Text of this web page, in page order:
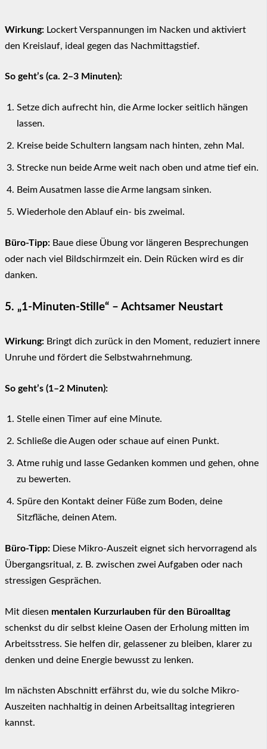
Wirkung: Lockert Verspannungen im Nacken und aktiviert
den Kreislauf, ideal gegen das Nachmittagstief.
So geht’s (ca. 2–3 Minuten):
Setze dich aufrecht hin, die Arme locker seitlich hängen
lassen.
Kreise beide Schultern langsam nach hinten, zehn Mal.
Strecke nun beide Arme weit nach oben und atme tief ein.
Beim Ausatmen lasse die Arme langsam sinken.
Wiederhole den Ablauf ein- bis zweimal.
Büro-Tipp: Baue diese Übung vor längeren Besprechungen
oder nach viel Bildschirmzeit ein. Dein Rücken wird es dir
danken.
5. „1-Minuten-Stille“ – Achtsamer Neustart
Wirkung: Bringt dich zurück in den Moment, reduziert innere
Unruhe und fördert die Selbstwahrnehmung.
So geht’s (1–2 Minuten):
Stelle einen Timer auf eine Minute.
Schließe die Augen oder schaue auf einen Punkt.
Atme ruhig und lasse Gedanken kommen und gehen, ohne
zu bewerten.
Spüre den Kontakt deiner Füße zum Boden, deine
Sitzfläche, deinen Atem.
Büro-Tipp: Diese Mikro-Auszeit eignet sich hervorragend als
Übergangsritual, z. B. zwischen zwei Aufgaben oder nach
stressigen Gesprächen.
Mit diesen mentalen Kurzurlauben für den Büroalltag
schenkst du dir selbst kleine Oasen der Erholung mitten im
Arbeitsstress. Sie helfen dir, gelassener zu bleiben, klarer zu
denken und deine Energie bewusst zu lenken.
Im nächsten Abschnitt erfährst du, wie du solche Mikro-
Auszeiten nachhaltig in deinen Arbeitsalltag integrieren
kannst.